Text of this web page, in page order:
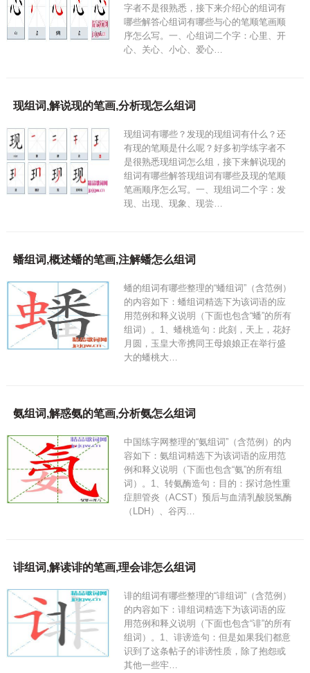
字者不是很熟悉，接下来介绍心的组词有
哪些解答心组词有哪些与心的笔顺笔画顺
序怎么写。一、心组词二个字：心里、开
心、关心、小心、爱心…
现组词,解说现的笔画,分析现怎么组词
现组词有哪些？发现的现组词有什么？还
有现的笔顺是什么呢？好多初学练字者不
是很熟悉现组词怎么组，接下来解说现的
组词有哪些解答现组词有哪些及现的笔顺
笔画顺序怎么写。一、现组词二个字：发
现、出现、现象、现尝…
蟠组词,概述蟠的笔画,注解蟠怎么组词
蟠的组词有哪些整理的“蟠组词”（含范例）
的内容如下：蟠组词精选下为该词语的应
用范例和释义说明（下面也包含“蟠”的所有
组词）。1、蟠桃造句：此刻，天上，花好
月圆，玉皇大帝携同王母娘娘正在举行盛
大的蟠桃大…
氨组词,解惑氨的笔画,分析氨怎么组词
中国练字网整理的“氨组词”（含范例）的内
容如下：氨组词精选下为该词语的应用范
例和释义说明（下面也包含“氨”的所有组
词）。1、转氨酶造句：目的：探讨急性重
症胆管炎（ACST）预后与血清乳酸脱氢酶
（LDH）、谷丙…
诽组词,解读诽的笔画,理会诽怎么组词
诽的组词有哪些整理的“诽组词”（含范例）
的内容如下：诽组词精选下为该词语的应
用范例和释义说明（下面也包含“诽”的所有
组词）。1、诽谤造句：但是如果我们都意
识到了这条帖子的诽谤性质，除了抱怨或
其他一些牢…